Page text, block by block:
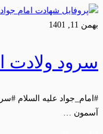
بهمن 11, 1401
سرود ولادت
آسمون …